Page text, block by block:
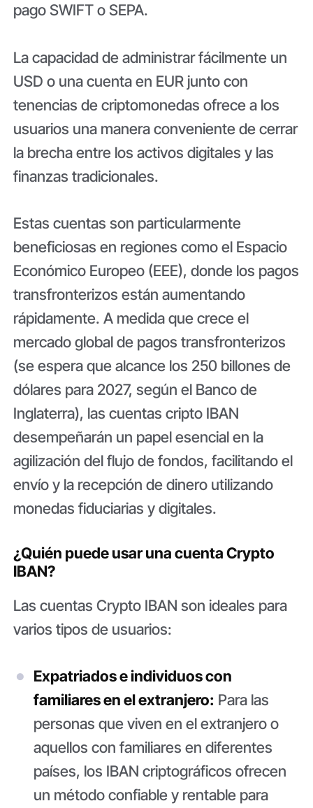
pago SWIFT o SEPA.
La capacidad de administrar fácilmente un
USD o una cuenta en EUR junto con
tenencias de criptomonedas ofrece a los
usuarios una manera conveniente de cerrar
la brecha entre los activos digitales y las
finanzas tradicionales.
Estas cuentas son particularmente
beneficiosas en regiones como el Espacio
Económico Europeo (EEE), donde los pagos
transfronterizos están aumentando
rápidamente. A medida que crece el
mercado global de pagos transfronterizos
(se espera que alcance los 250 billones de
dólares para 2027, según el Banco de
Inglaterra), las cuentas cripto IBAN
desempeñarán un papel esencial en la
agilización del flujo de fondos, facilitando el
envío y la recepción de dinero utilizando
monedas fiduciarias y digitales.
¿Quién puede usar una cuenta Crypto
IBAN?
Las cuentas Crypto IBAN son ideales para
varios tipos de usuarios:
Expatriados e individuos con
familiares en el extranjero: Para las
personas que viven en el extranjero o
aquellos con familiares en diferentes
países, los IBAN criptográficos ofrecen
un método confiable y rentable para